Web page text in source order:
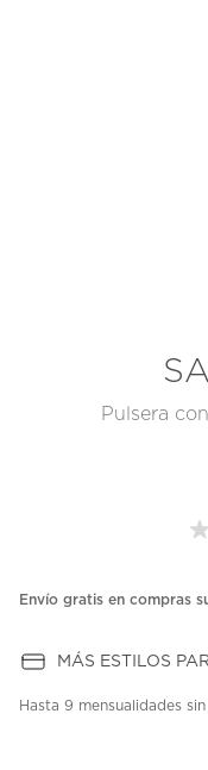
Pulsera
Envío gratis en compras
MÁS ESTILOS
Hasta 9 mensualidades